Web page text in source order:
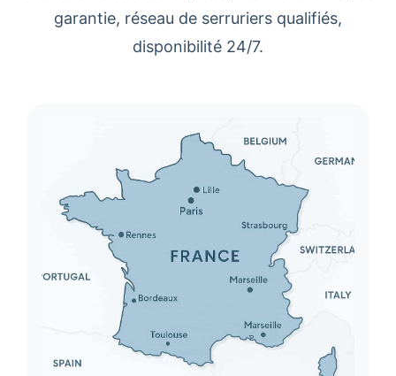
garantie, réseau de serruriers qualifiés,
disponibilité 24/7.